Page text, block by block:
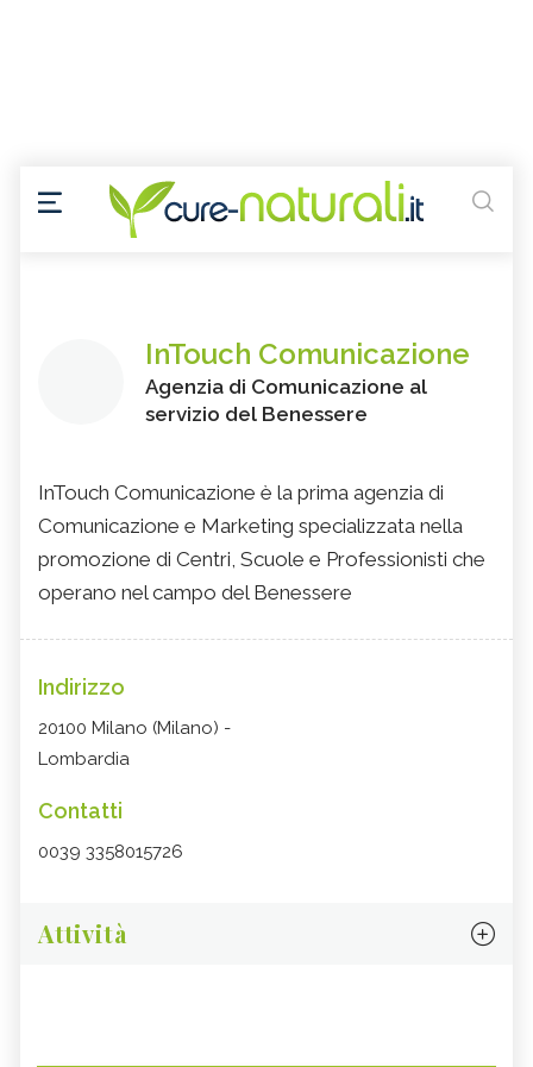
InTouch Comunicazione
Agenzia di Comunicazione al
servizio del Benessere
InTouch Comunicazione è la prima agenzia di
Comunicazione e Marketing specializzata nella
promozione di Centri, Scuole e Professionisti che
operano nel campo del Benessere
Indirizzo
20100 Milano (Milano) -
Lombardia
Contatti
0039 3358015726
Attività